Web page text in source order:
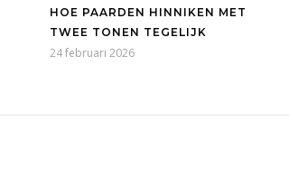
HOE PAARDEN HINNIKEN MET
TWEE TONEN TEGELIJK
24 februari 2026